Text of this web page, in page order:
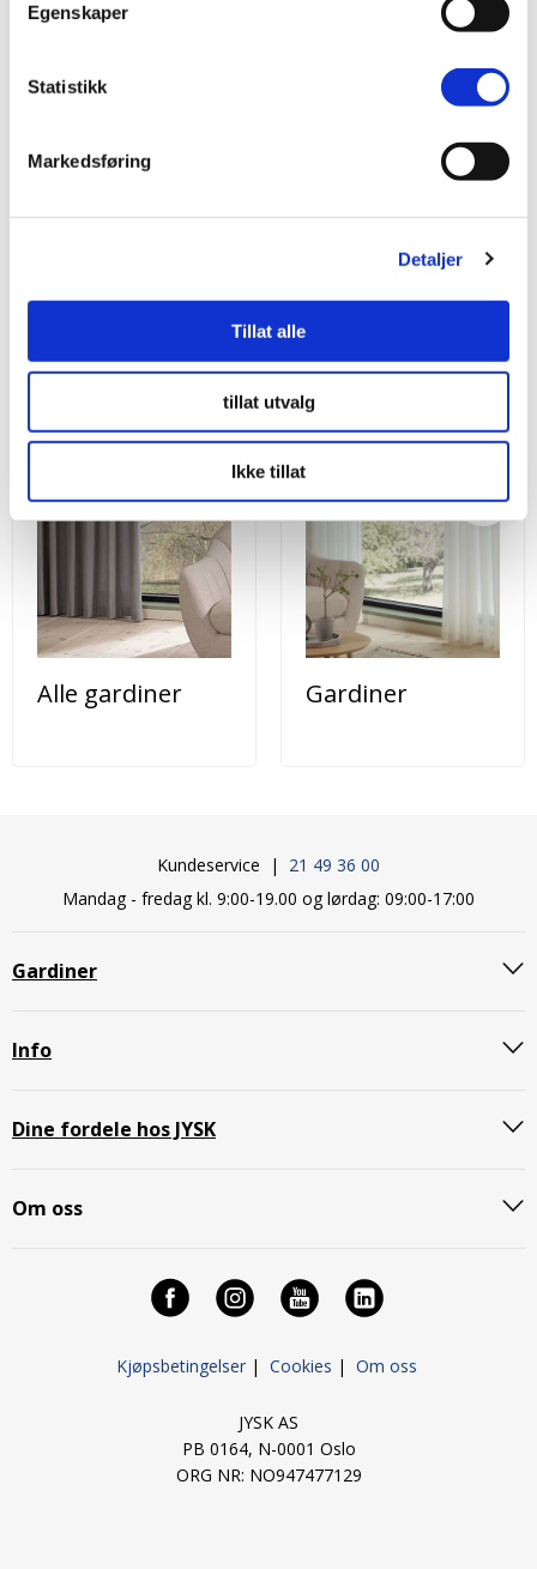
Egenskaper
Statistikk
Markedsføring
Detaljer
Tillat alle
tillat utvalg
Ikke tillat
Utforsk våre andre gardiner
Alle gardiner Gardiner
Kundeservice | 21 49 36 00
Mandag - fredag kl. 9:00-19.00 og lørdag: 09:00-17:00
Gardiner
Info
Dine fordele hos JYSK
Om oss
Kjøpsbetingelser| Cookies | Om oss
JYSK AS
PB 0164, N-0001 Oslo
ORG NR: NO947477129